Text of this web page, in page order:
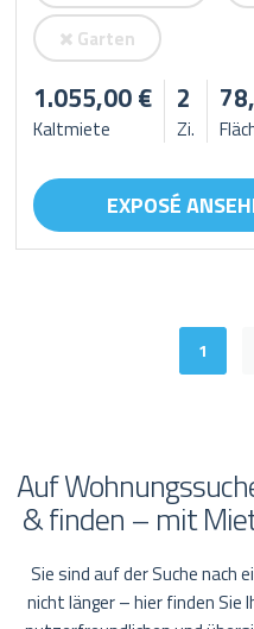
Garten
1.055,00 €
Kaltmiete
2
Zi.
EXPOSÉ
1
Auf
& finden – mit
Sie sind auf der Suche nach
nicht länger – hier finden Sie